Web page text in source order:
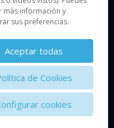
la
más información y
sus preferencias.
Aceptar todas
de Cookies
cookies